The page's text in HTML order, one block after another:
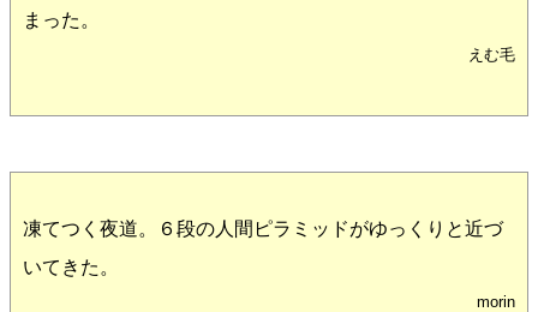
まった。
えむ毛
凍てつく夜道。６段の人間ピラミッドがゆっくりと近づ
いてきた。
morin